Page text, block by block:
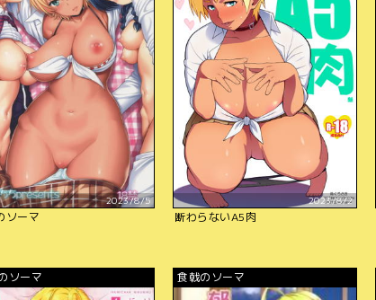
2023/8/5
ソーマ
2023/8/2
断わらないA5肉
ソーマ 食戟のソーマ